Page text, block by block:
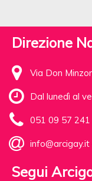
Direzione
Via Don
Dal lunedì al
051 09 57 241
info@arcigay.it
Segui